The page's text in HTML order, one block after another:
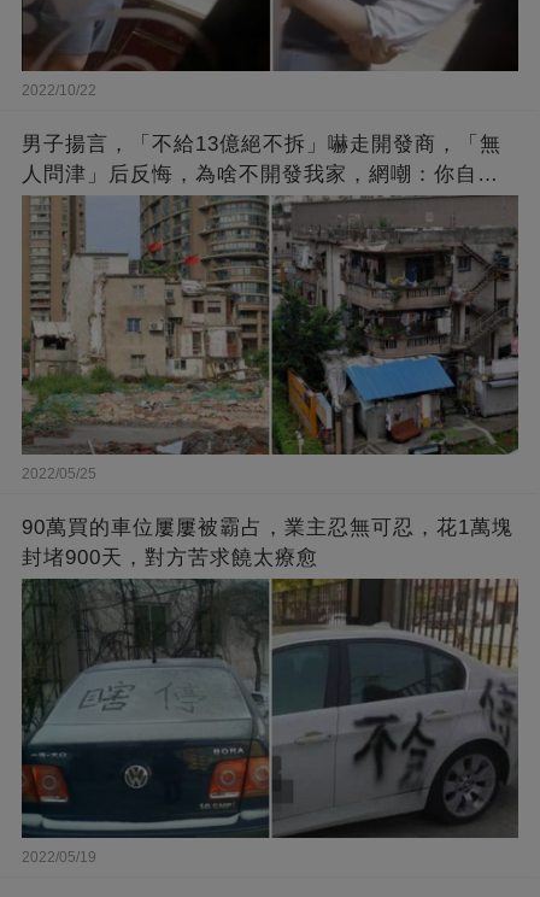
2022/10/22
男子揚言，「不給13億絕不拆」嚇走開發商，「無
人問津」后反悔，為啥不開發我家，網嘲：你自己
找的
2022/05/25
90萬買的車位屢屢被霸占，業主忍無可忍，花1萬塊
封堵900天，對方苦求饒太療愈
2022/05/19